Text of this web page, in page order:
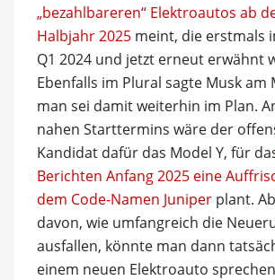
„bezahlbareren“ Elektroautos ab
Halbjahr 2025meint, die erstmals
Q1 2024 und jetzt erneut erwähnt
Ebenfalls im Plural sagte Musk am
man sei damit weiterhin im Plan.
nahen Starttermins wäre der
Kandidat dafür das Model Y, für
Berichten Anfang 2025 eine
dem Code-Namen Juniperplant.
davon, wie umfangreich die
ausfallen, könnte man dann
einem neuen Elektroauto